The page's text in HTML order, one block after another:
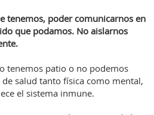
tenemos, poder comunicarnos en
que podamos. No aislarnos
tenemos patio o no podemos
salud tanto física como mental,
el sistema inmune.